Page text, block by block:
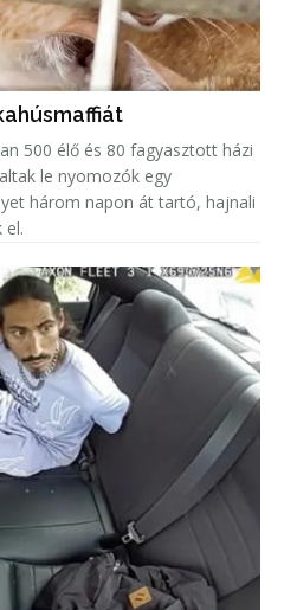
500 élő és 80 fagyasztott házi
le nyomozók egy
három napon át tartó, hajnali
el.